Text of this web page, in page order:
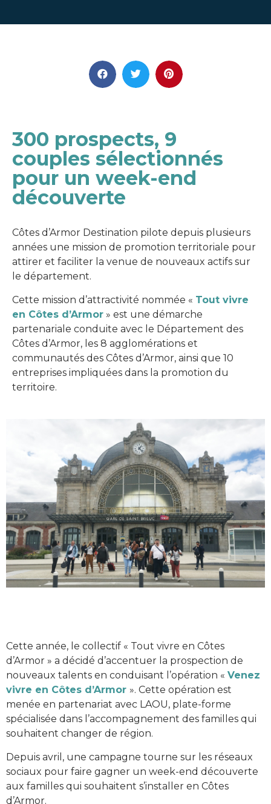
300 prospects, 9
couples sélectionnés
pour un week-end
découverte
Côtes d’Armor Destination pilote depuis plusieurs
années une mission de promotion territoriale pour
attirer et faciliter la venue de nouveaux actifs sur
le département.
Cette mission d’attractivité nommée « Tout vivre
en Côtes d’Armor » est une démarche
partenariale conduite avec le Département des
Côtes d’Armor, les 8 agglomérations et
communautés des Côtes d’Armor, ainsi que 10
entreprises impliquées dans la promotion du
territoire.
Cette année, le collectif « Tout vivre en Côtes
d’Armor » a décidé d’accentuer la prospection de
nouveaux talents en conduisant l’opération « Venez
vivre en Côtes d’Armor ». Cette opération est
menée en partenariat avec LAOU, plate-forme
spécialisée dans l’accompagnement des familles qui
souhaitent changer de région.
Depuis avril, une campagne tourne sur les réseaux
sociaux pour faire gagner un week-end découverte
aux familles qui souhaitent s’installer en Côtes
d’Armor.